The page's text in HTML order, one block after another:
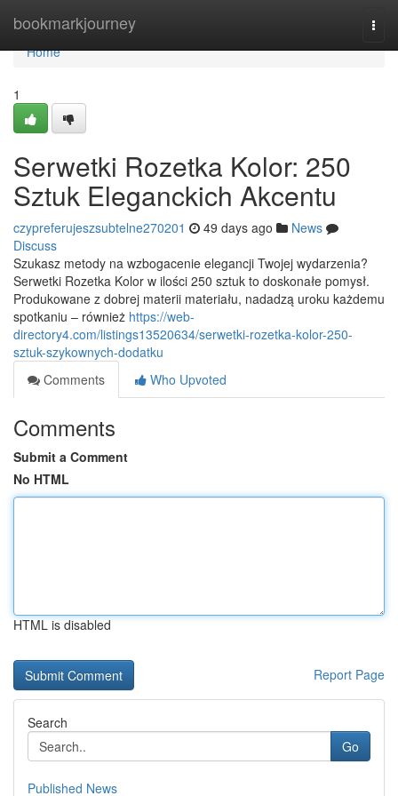
bookmarkjourney
Home
Home
1
Serwetki Rozetka Kolor: 250
Sztuk Eleganckich Akcentu
czypreferujeszsubtelne270201 49 days ago
News
Discuss
Szukasz metody na wzbogacenie elegancji Twojej wydarzenia?
Serwetki Rozetka Kolor w ilości 250 sztuk to doskonałe pomysł.
Produkowane z dobrej materii materiału, nadadzą uroku każdemu
spotkaniu – również https://web-
directory4.com/listings13520634/serwetki-rozetka-kolor-250-
sztuk-szykownych-dodatku
Comments
Who Upvoted
Comments
Submit a Comment
No HTML
HTML is disabled
Report Page
Search
Go
Published News